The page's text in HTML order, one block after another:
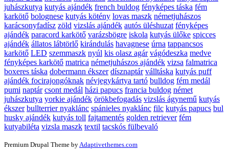
juhászkutya kutyás ajándék french buldog fényképes táska fém
karkötő bolognese kutyás kötény lovas maszk németjuhászos
karácsonyfadísz zöld vizslás ajándék autós üléshuzat fényképes
ajándék paracord karkötő varázsbögre iskola kutyás ülőke spicces
ajándék állatos lábtörlő kirándulás havagnese úrna tappancsos
karkötő LED szemmaszk nyúl kis olasz agár vágódeszka medve
fényképes karkötő matrica németjuhászos ajándék vizsa falmatrica
boxeres táska dobermann ékszer dísznaptár válltáska kutyás puff
ajándék focirajongóknak névjegykártya tartó bulldog fém medál
pumi naptár csont medál házi papucs francia buldog német
juhászkutya yorkie ajándék örökbefogadás vizslás ágynemű kutyás
ékszer bullterrier nyaklánc spánieles nyaklánc filc kutyás papucs bul
husky ajándék kutyás toll fajtamentés golden retriever fém
kutyabiléta vizsla maszk textil tacskós fülbevaló
Premium Drupal Theme by Adaptivethemes.com